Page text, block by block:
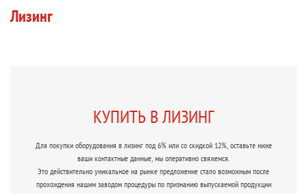
Лизинг
КУПИТЬ В ЛИЗИНГ
Для покупки оборудования в лизинг под 6% или со скидкой 12%, оставьте ниже
ваши контактные данные, мы оперативно свяжемся.
Это действительно уникальное на рынке предложение стало возможным после
прохождения нашим заводом процедуры по признанию выпускаемой продукции